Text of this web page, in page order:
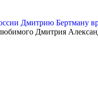
Дмитрию Бертману
Дмитрия